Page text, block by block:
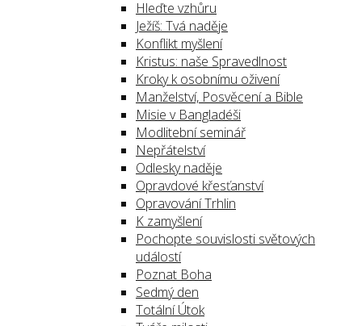
Hleďte vzhůru
Ježíš: Tvá naděje
Konflikt myšlení
Kristus: naše Spravedlnost
Kroky k osobnímu oživení
Manželství, Posvěcení a Bible
Misie v Bangladéši
Modlitební seminář
Nepřátelství
Odlesky naděje
Opravdové křesťanství
Opravování Trhlin
K zamyšlení
Pochopte souvislosti světových
událostí
Poznat Boha
Sedmý den
Totální Útok